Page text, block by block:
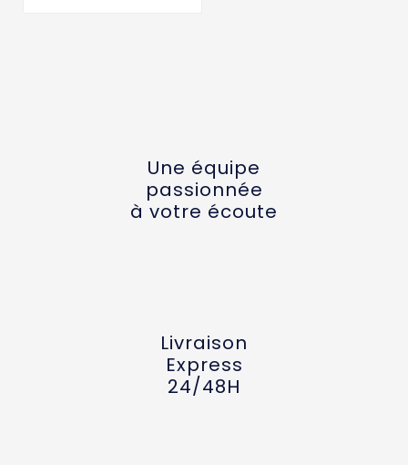
Une équipe
passionnée
à votre écoute
Livraison
Express
24/48H